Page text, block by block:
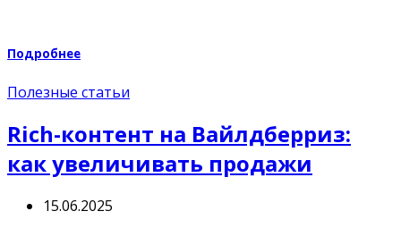
Подробнее
Полезные статьи
Rich-контент на Вайлдберриз:
как увеличивать продажи
15.06.2025